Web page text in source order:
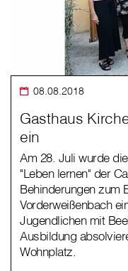
08.08.2018
Gasthaus
ein
Am 28. Juli wurde
"Leben lernen" der
Behinderungen zum
Vorderweißenbach
Jugendlichen mit
Ausbildung
Wohnplatz.